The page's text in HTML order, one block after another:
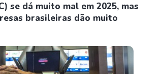
se dá muito mal em 2025, mas
brasileiras dão muito